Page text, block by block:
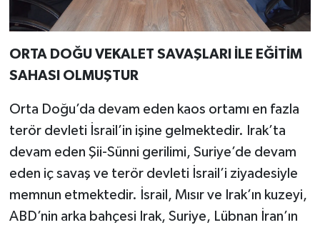
ORTA DOĞU VEKALET SAVAŞLARI İLE EĞİTİM
SAHASI OLMUŞTUR
Orta Doğu’da devam eden kaos ortamı en fazla
terör devleti İsrail’in işine gelmektedir. Irak’ta
devam eden Şii-Sünni gerilimi, Suriye’de devam
eden iç savaş ve terör devleti İsrail’i ziyadesiyle
memnun etmektedir. İsrail, Mısır ve Irak’ın kuzeyi,
ABD’nin arka bahçesi Irak, Suriye, Lübnan İran’ın